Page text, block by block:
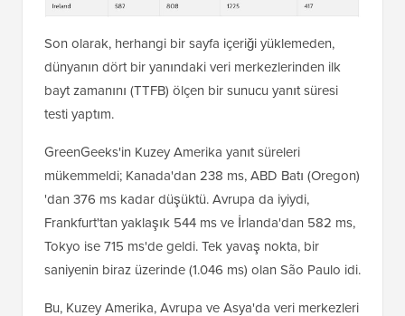
Son olarak, herhangi bir sayfa içeriği yüklemeden,
dünyanın dört bir yanındaki veri merkezlerinden ilk
bayt zamanını (TTFB) ölçen bir sunucu yanıt süresi
testi yaptım.
GreenGeeks'in Kuzey Amerika yanıt süreleri
mükemmeldi; Kanada'dan 238 ms, ABD Batı (Oregon)
'dan 376 ms kadar düşüktü. Avrupa da iyiydi,
Frankfurt'tan yaklaşık 544 ms ve İrlanda'dan 582 ms,
Tokyo ise 715 ms'de geldi. Tek yavaş nokta, bir
saniyenin biraz üzerinde (1.046 ms) olan São Paulo idi.
Bu, Kuzey Amerika, Avrupa ve Asya'da veri merkezleri